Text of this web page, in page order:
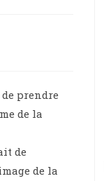
prendre
de la
de
de la